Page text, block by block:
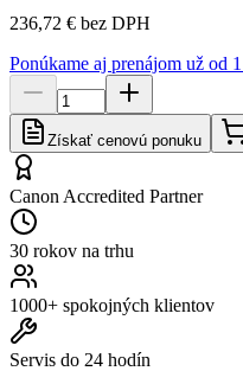
236,72 € bez DPH
Ponúkame aj prenájom už od
Získať cenovú ponuku
Canon Accredited Partner
30 rokov na trhu
1000+ spokojných klientov
Servis do 24 hodín